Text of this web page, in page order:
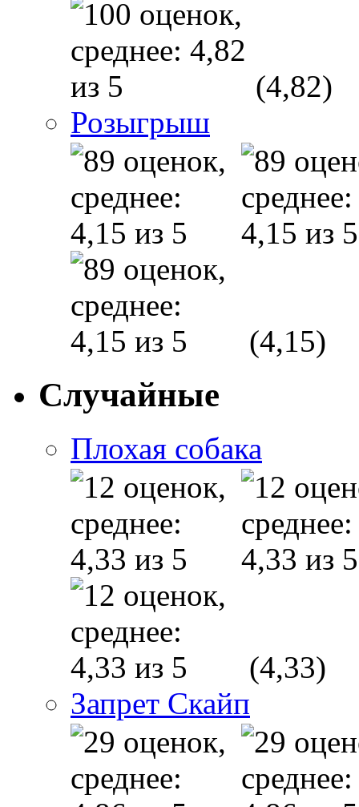
(4,82)
Розыгрыш
(4,15)
Случайные
Плохая собака
(4,33)
Запрет Скайп